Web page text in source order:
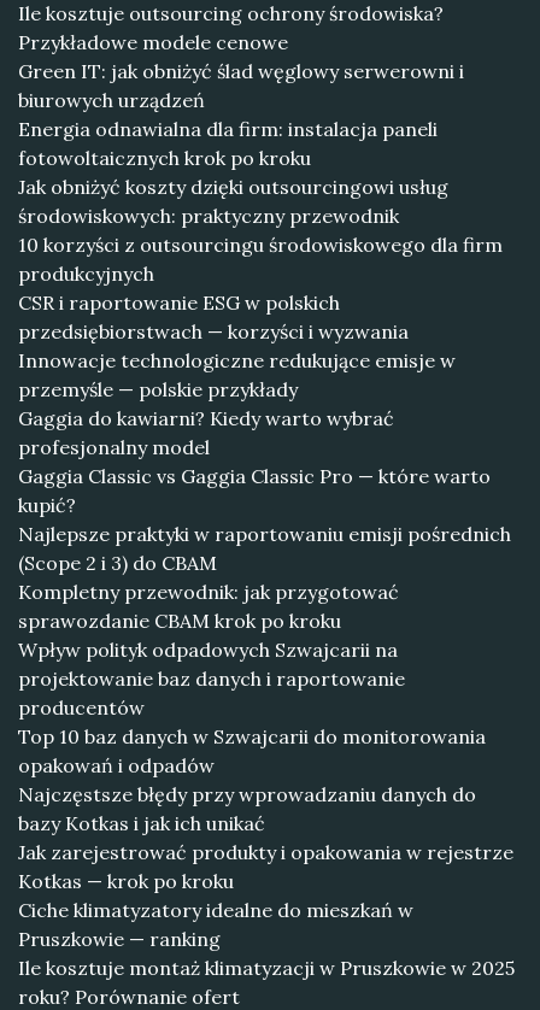
Ile kosztuje outsourcing ochrony środowiska?
Przykładowe modele cenowe
Green IT: jak obniżyć ślad węglowy serwerowni i
biurowych urządzeń
Energia odnawialna dla firm: instalacja paneli
fotowoltaicznych krok po kroku
Jak obniżyć koszty dzięki outsourcingowi usług
środowiskowych: praktyczny przewodnik
10 korzyści z outsourcingu środowiskowego dla firm
produkcyjnych
CSR i raportowanie ESG w polskich
przedsiębiorstwach — korzyści i wyzwania
Innowacje technologiczne redukujące emisje w
przemyśle — polskie przykłady
Gaggia do kawiarni? Kiedy warto wybrać
profesjonalny model
Gaggia Classic vs Gaggia Classic Pro — które warto
kupić?
Najlepsze praktyki w raportowaniu emisji pośrednich
(Scope 2 i 3) do CBAM
Kompletny przewodnik: jak przygotować
sprawozdanie CBAM krok po kroku
Wpływ polityk odpadowych Szwajcarii na
projektowanie baz danych i raportowanie
producentów
Top 10 baz danych w Szwajcarii do monitorowania
opakowań i odpadów
Najczęstsze błędy przy wprowadzaniu danych do
bazy Kotkas i jak ich unikać
Jak zarejestrować produkty i opakowania w rejestrze
Kotkas — krok po kroku
Ciche klimatyzatory idealne do mieszkań w
Pruszkowie — ranking
Ile kosztuje montaż klimatyzacji w Pruszkowie w 2025
roku? Porównanie ofert